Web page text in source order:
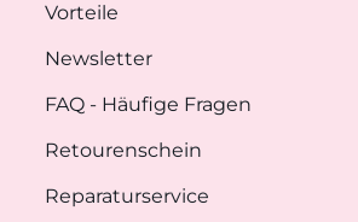
Vorteile
Newsletter
FAQ - Häufige Fragen
Retourenschein
Reparaturservice